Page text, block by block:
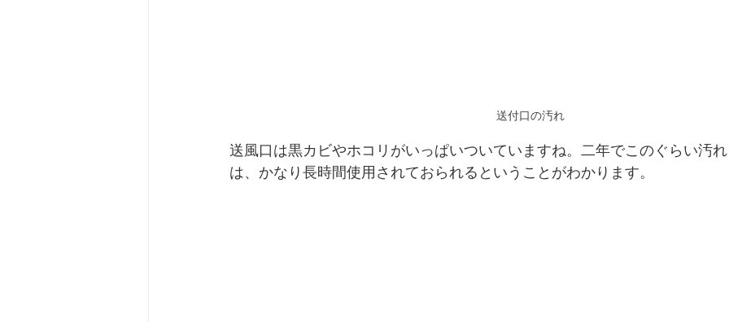
送付口の汚れ
送風口は黒カビやホコリがいっぱいついていますね。二年でこのぐらい汚
は、かなり長時間使用されておられるということがわかります。